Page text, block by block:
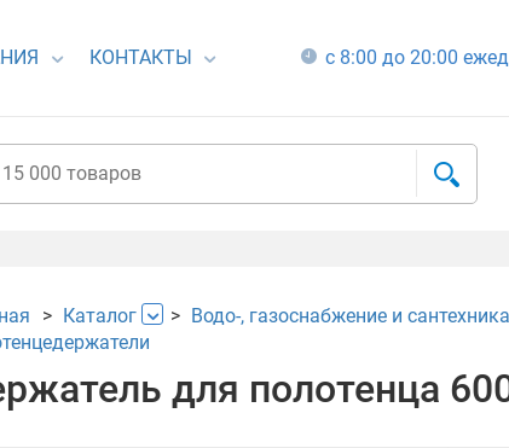
КОНТАКТЫ с 8:00 до 20:00
Каталог Водо-, газоснабжение и сантехника
для полотенца